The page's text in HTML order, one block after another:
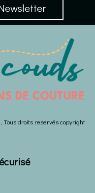
Tous droits reservés copyright